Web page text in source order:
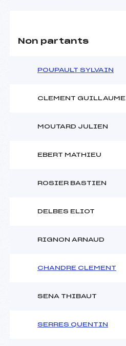
Non partants
POUPAULT SYLVAIN
CLEMENT GUILLAUME
MOUTARD JULIEN
EBERT MATHIEU
ROSIER BASTIEN
DELBES ELIOT
RIGNON ARNAUD
CHANDRE CLEMENT
SENA THIBAUT
SERRES QUENTIN